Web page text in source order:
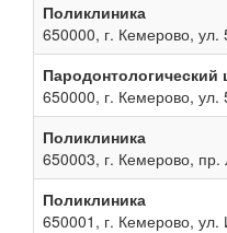
Поликлиника
650000, г. Кемерово, ул.
Пародонтологический
650000, г. Кемерово, ул.
Поликлиника
650003, г. Кемерово, пр.
Поликлиника
650001, г. Кемерово,